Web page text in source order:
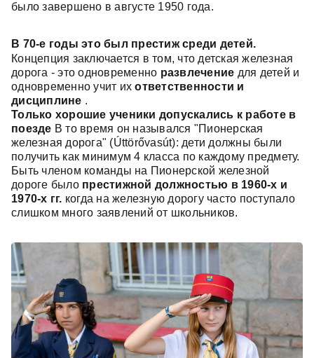
было завершено в августе 1950 года.
В 70-е годы это был престиж среди детей.
Концепция заключается в том, что детская железная
дорога - это одновременно развлечение для детей и
одновременно учит их ответственности и
дисциплине .
Только хорошие ученики допускались к работе в
поезде В то время он назывался "Пионерская
железная дорога" (Úttörővasút): дети должны были
получить как минимум 4 класса по каждому предмету.
Быть членом команды на Пионерской железной
дороге былопрестижной должностью в 1960-х и
1970-х гг. когда на железную дорогу часто поступало
слишком много заявлений от школьников.